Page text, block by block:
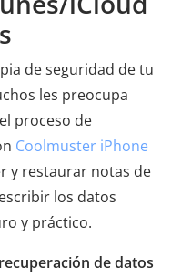
de seguridad de tu
les preocupa
proceso de
Coolmuster iPhone
y restaurar notas de
los datos
y práctico.
de datos